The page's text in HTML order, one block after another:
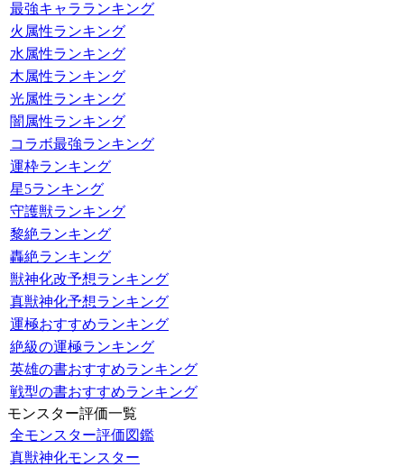
最強キャラランキング
火属性ランキング
水属性ランキング
木属性ランキング
光属性ランキング
闇属性ランキング
コラボ最強ランキング
運枠ランキング
星5ランキング
守護獣ランキング
黎絶ランキング
轟絶ランキング
獣神化改予想ランキング
真獣神化予想ランキング
運極おすすめランキング
絶級の運極ランキング
英雄の書おすすめランキング
戦型の書おすすめランキング
モンスター評価一覧
全モンスター評価図鑑
真獣神化モンスター